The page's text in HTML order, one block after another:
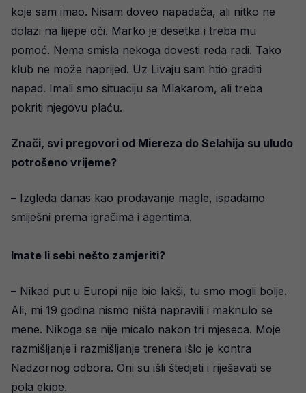
koje sam imao. Nisam doveo napadača, ali nitko ne
dolazi na lijepe oči. Marko je desetka i treba mu
pomoć. Nema smisla nekoga dovesti reda radi. Tako
klub ne može naprijed. Uz Livaju sam htio graditi
napad. Imali smo situaciju sa Mlakarom, ali treba
pokriti njegovu plaću.
Znači, svi pregovori od Miereza do Selahija su uludo
potrošeno vrijeme?
– Izgleda danas kao prodavanje magle, ispadamo
smiješni prema igračima i agentima.
Imate li sebi nešto zamjeriti?
– Nikad put u Europi nije bio lakši, tu smo mogli bolje.
Ali, mi 19 godina nismo ništa napravili i maknulo se
mene. Nikoga se nije micalo nakon tri mjeseca. Moje
razmišljanje i razmišljanje trenera išlo je kontra
Nadzornog odbora. Oni su išli štedjeti i riješavati se
pola ekipe.